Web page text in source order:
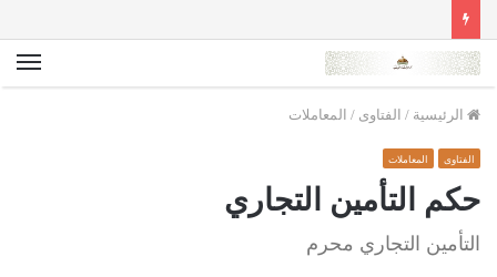
الرئيسية / الفتاوى / المعاملات
الفتاوى المعاملات
حكم التأمين التجاري
التأمين التجاري محرم